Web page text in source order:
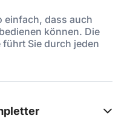
einfach, dass auch
können. Die
Sie durch jeden